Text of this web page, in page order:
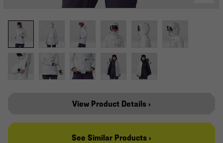
View Product Details ›
See Similar Products ›